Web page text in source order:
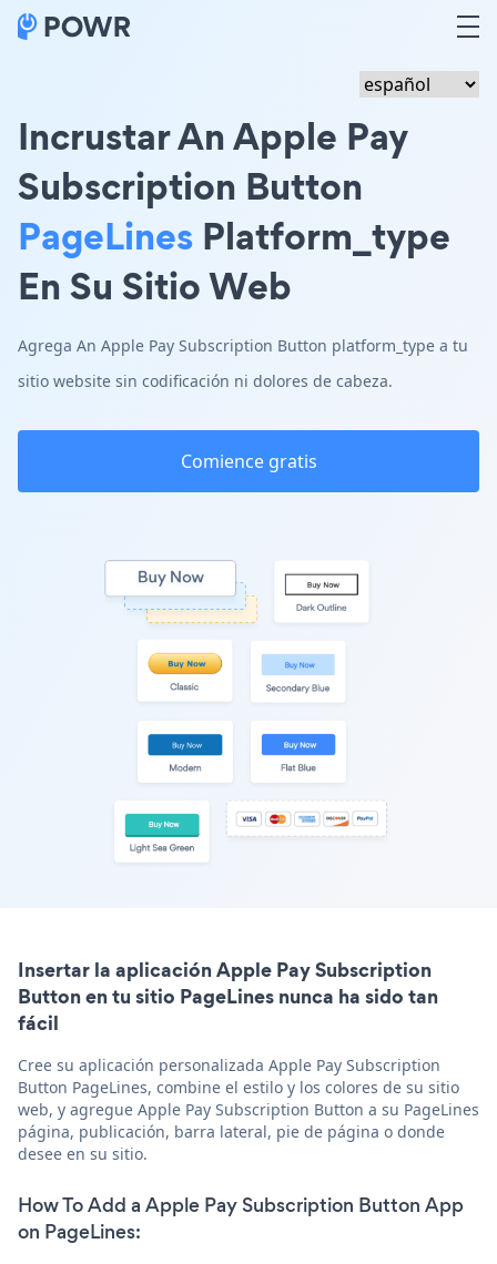
Incrustar An Apple Pay
Subscription Button
PageLines Platform_type
En Su Sitio Web
Agrega An Apple Pay Subscription Button platform_type a tu
sitio website sin codificación ni dolores de cabeza.
Comience gratis
Insertar la aplicación Apple Pay Subscription
Button en tu sitio PageLines nunca ha sido tan
fácil
Cree su aplicación personalizada Apple Pay Subscription
Button PageLines, combine el estilo y los colores de su sitio
web, y agregue Apple Pay Subscription Button a su PageLines
página, publicación, barra lateral, pie de página o donde
desee en su sitio.
How To Add a Apple Pay Subscription Button App
on PageLines: